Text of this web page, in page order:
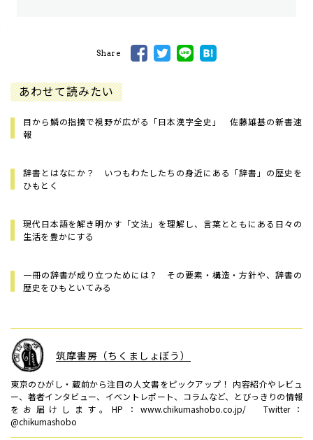
Share
あわせて読みたい
目から鱗の指摘で視野が広がる「日本漢字全史」 佐藤雄基の新書速
報
辞書とはなにか？ いつもわたしたちの身近にある「辞書」の歴史を
ひもとく
現代日本語を解き明かす「文法」を理解し、言葉とともにある日々の
生活を豊かにする
一冊の辞書が成り立つためには？ その要素・構造・方針や、辞書の
歴史をひもといてみる
筑摩書房（ちくましょぼう）
東京のひがし・蔵前から注目の人文書をピックアップ！ 内容紹介やレビュ
ー、著者インタビュー、イベントレポート、コラムなど、とびっきりの情報
をお届けします。HP：www.chikumashobo.co.jp/ Twitter：
@chikumashobo